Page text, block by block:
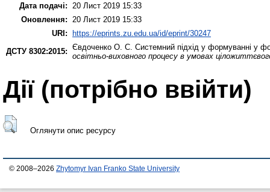
Дата подачі: 20 Лист 2019 15:33
Оновлення: 20 Лист 2019 15:33
URI:
https://eprints.zu.edu.ua/id/eprint/30247
ДСТУ 8302:2015: Євдоченко О. С. Системний підхід у формуванні у
освітньо-виховного процесу в умовах
Дії ​​(потрібно ввійти)
Оглянути опис ресурсу
© 2008–2026 Zhytomyr Ivan Franko State University